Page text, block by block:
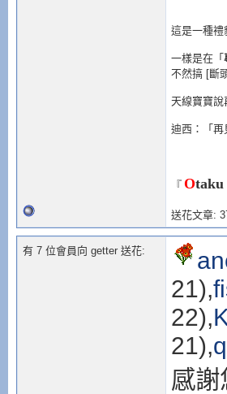
這是一種禮
一樣是在「
不然搞 [斷
天線寶寶
迪西：「再
『 Otaku
送花文章:
有 7 位會員向 getter 送花:
21),
22),
21),
感謝